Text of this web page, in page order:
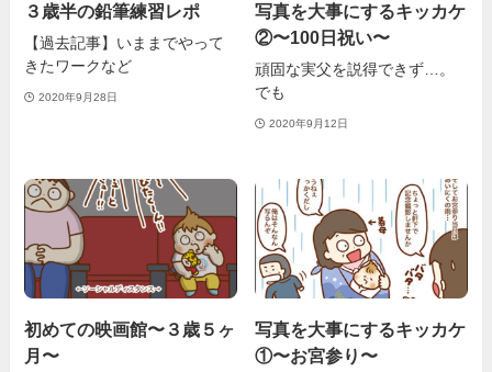
３歳半の鉛筆練習レポ
【過去記事】いままでやって
きたワークなど
2020年9月28日
写真を大事にするキッカケ
②〜100日祝い〜
頑固な実父を説得できず…。
でも
2020年9月12日
初めての映画館〜３歳５ヶ
月〜
写真を大事にするキッカケ
①〜お宮参り〜